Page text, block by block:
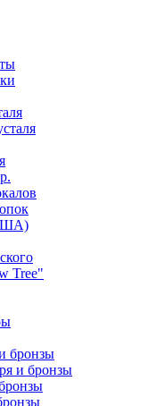
Tree"
бронзы
и бронзы